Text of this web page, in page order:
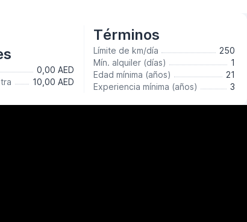
0,00 AED
10,00 AED
Términos
Límite de km/día
250
Mín. alquiler (días)
1
Edad mínima (años)
21
Experiencia mínima (años)
3